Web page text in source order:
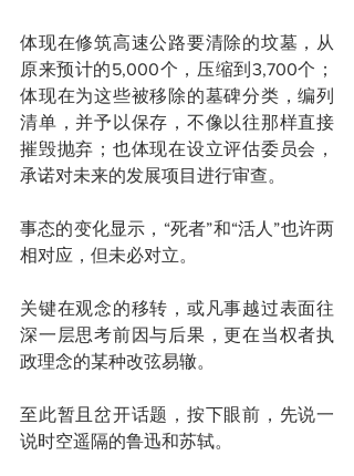
体现在修筑高速公路要清除的坟墓，从
原来预计的5,000个，压缩到3,700个；
体现在为这些被移除的墓碑分类，编列
清单，并予以保存，不像以往那样直接
摧毁抛弃；也体现在设立评估委员会，
承诺对未来的发展项目进行审查。
事态的变化显示，“死者”和“活人”也许两
相对应，但未必对立。
关键在观念的移转，或凡事越过表面往
深一层思考前因与后果，更在当权者执
政理念的某种改弦易辙。
至此暂且岔开话题，按下眼前，先说一
说时空遥隔的鲁迅和苏轼。